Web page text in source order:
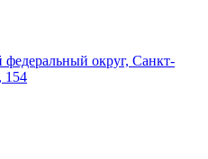
округ, Санкт-
154